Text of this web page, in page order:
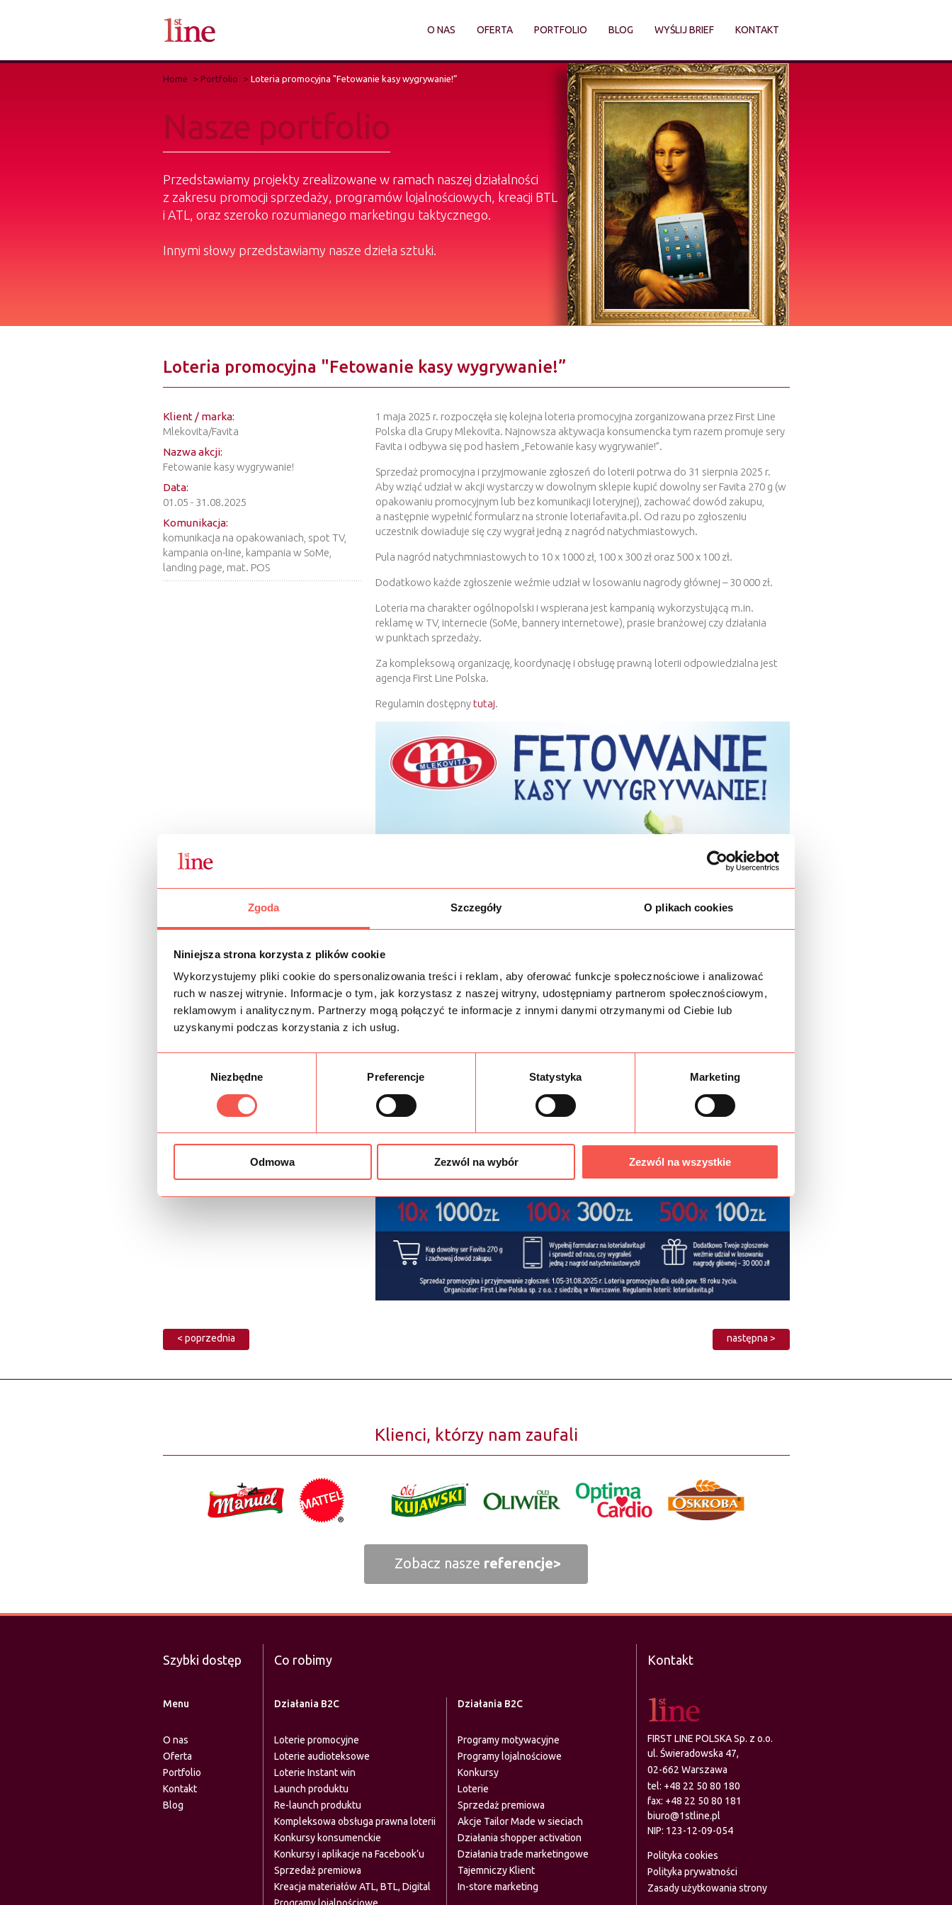
Zgoda Szczegóły O plikach cookies
Niniejsza strona korzysta z plików cookie
Wykorzystujemy pliki cookie do spersonalizowania treści i reklam, aby oferować funkcje społecznościowe i analizować
ruch w naszej witrynie. Informacje o tym, jak korzystasz z naszej witryny, udostępniamy partnerom społecznościowym,
reklamowym i analitycznym. Partnerzy mogą połączyć te informacje z innymi danymi otrzymanymi od Ciebie lub
uzyskanymi podczas korzystania z ich usług.
Niezbędne Preferencje Statystyka Marketing
Odmowa Zezwól na wybór Zezwól na wszystkie
O NAS OFERTA PORTFOLIO BLOG WYŚLIJ BRIEF KONTAKT
Home Portfolio Loteria promocyjna "Fetowanie kasy wygrywanie!”
Nasze portfolio
Przedstawiamy projekty zrealizowane w ramach naszej działalności
z zakresu promocji sprzedaży, programów lojalnościowych, kreacji BTL
i ATL, oraz szeroko rozumianego marketingu taktycznego.
Innymi słowy przedstawiamy nasze dzieła sztuki.
Loteria promocyjna "Fetowanie kasy wygrywanie!”
Klient / marka:
Mlekovita/Favita
Nazwa akcji:
Fetowanie kasy wygrywanie!
Data:
01.05 - 31.08.2025
Komunikacja:
komunikacja na opakowaniach, spot TV,
kampania on-line, kampania w SoMe,
landing page, mat. POS
1 maja 2025 r. rozpoczęła się kolejna loteria promocyjna zorganizowana przez First Line
Polska dla Grupy Mlekovita. Najnowsza aktywacja konsumencka tym razem promuje sery
Favita i odbywa się pod hasłem „Fetowanie kasy wygrywanie!”.
Sprzedaż promocyjna i przyjmowanie zgłoszeń do loterii potrwa do 31 sierpnia 2025 r.
Aby wziąć udział w akcji wystarczy w dowolnym sklepie kupić dowolny ser Favita 270 g (w
opakowaniu promocyjnym lub bez komunikacji loteryjnej), zachować dowód zakupu,
a następnie wypełnić formularz na stronie loteriafavita.pl. Od razu po zgłoszeniu
uczestnik dowiaduje się czy wygrał jedną z nagród natychmiastowych.
Pula nagród natychmniastowych to 10 x 1000 zł, 100 x 300 zł oraz 500 x 100 zł.
Dodatkowo każde zgłoszenie weźmie udział w losowaniu nagrody głównej – 30 000 zł.
Loteria ma charakter ogólnopolski i wspierana jest kampanią wykorzystującą m.in.
reklamę w TV, internecie (SoMe, bannery internetowe), prasie branżowej czy działania
w punktach sprzedaży.
Za kompleksową organizację, koordynację i obsługę prawną loterii odpowiedzialna jest
agencja First Line Polska.
Regulamin dostępnytutaj.
< poprzednia następna >
Klienci, którzy nam zaufali
Zobacz nasze referencje>
Szybki dostęp
Menu
O nas
Oferta
Portfolio
Kontakt
Blog
Co robimy
Działania B2C
Loterie promocyjne
Loterie audioteksowe
Loterie Instant win
Launch produktu
Re-launch produktu
Kompleksowa obsługa prawna loterii
Konkursy konsumenckie
Konkursy i aplikacje na Facebook’u
Sprzedaż premiowa
Kreacja materiałów ATL, BTL, Digital
Działania B2C
Programy motywacyjne
Programy lojalnościowe
Konkursy
Loterie
Sprzedaż premiowa
Akcje Tailor Made w sieciach
Działania shopper activation
Działania trade marketingowe
Tajemniczy Klient
In-store marketing
Kontakt
FIRST LINE POLSKA Sp. z o.o.
ul. Świeradowska 47,
02-662 Warszawa
tel: +48 22 50 80 180
fax: +48 22 50 80 181
biuro@1stline.pl
NIP: 123-12-09-054
Polityka cookies
Polityka prywatności
Zasady użytkowania strony